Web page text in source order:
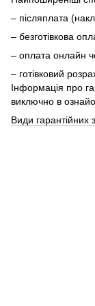
– післяплата
– безготівкова
– оплата онлайн
– готівковий
Інформація про
виключно в
Види гарантійних